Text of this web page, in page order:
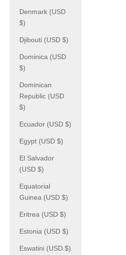
Denmark (USD
$)
Djibouti (USD $)
Dominica (USD
$)
Dominican
Republic (USD
$)
Ecuador (USD $)
Egypt (USD $)
El Salvador
(USD $)
Equatorial
Guinea (USD $)
Eritrea (USD $)
Estonia (USD $)
Eswatini (USD $)